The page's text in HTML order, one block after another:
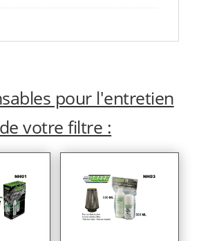
pour l'entretien
de votre filtre :